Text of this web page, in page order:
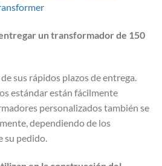
un transformador de 150
sus rápidos plazos de entrega.
estándar están fácilmente
personalizados también se
dependiendo de los
su pedido.